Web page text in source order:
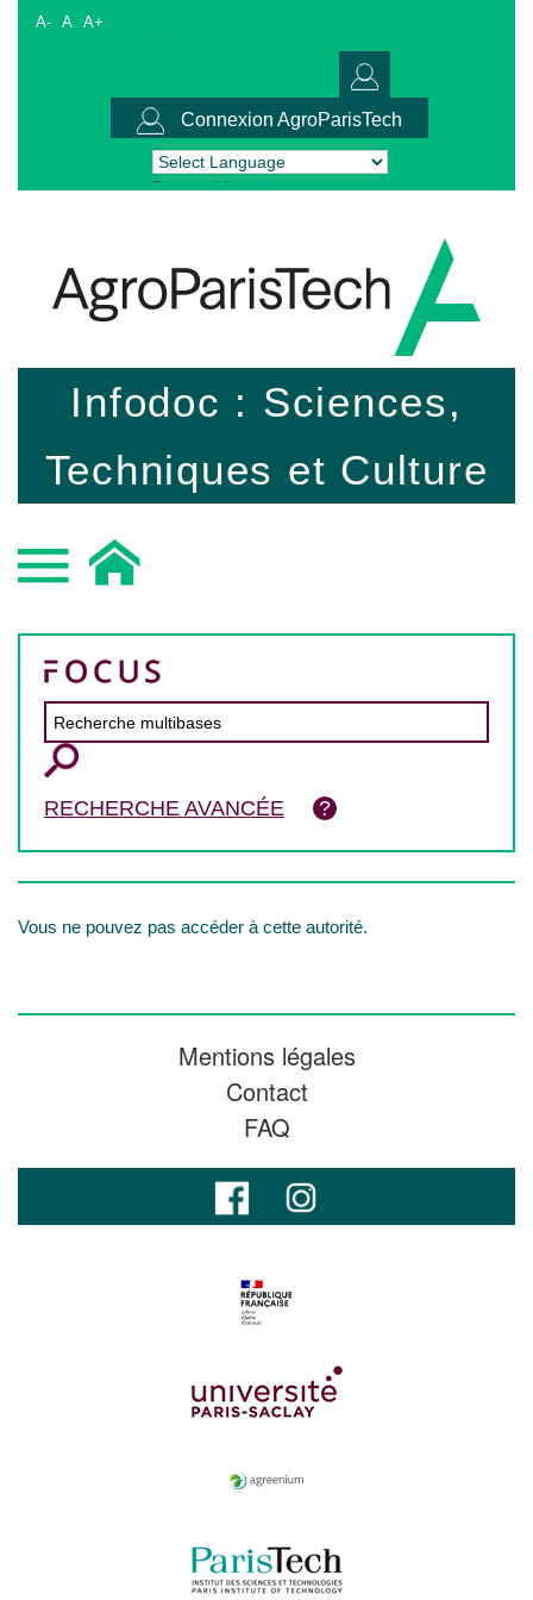
A- A A+
Connexion AgroParisTech
Powered by Translate
Infodoc : Sciences,
Techniques et Culture
RECHERCHE AVANCÉE
Vous ne pouvez pas accéder à cette autorité.
Mentions légales
Contact
FAQ